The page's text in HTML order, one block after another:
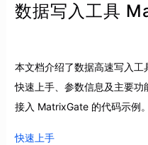
数据写入工具
本文档介绍了数据高速写入工
快速上手、参数信息及主要
接入 MatrixGate 的代码示例。
快速上手